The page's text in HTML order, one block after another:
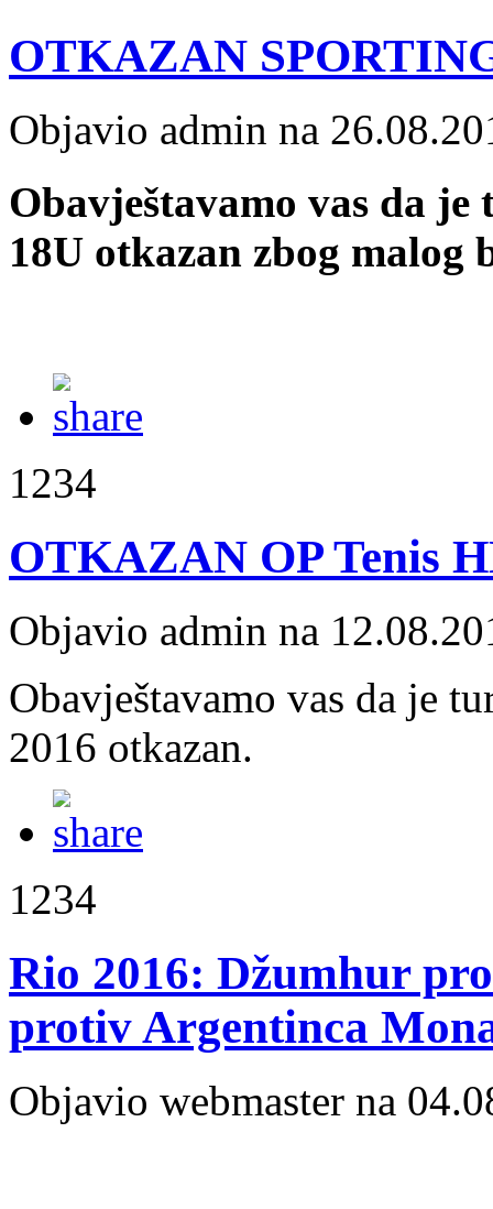
OTKAZAN
Objavio admin na
Obavještavamo vas da
18U otkazan zbog
1234
OTKAZAN OP Tenis
Objavio admin na
Obavještavamo vas da je
2016 otkazan.
1234
Rio 2016: Džumhur
protiv Argentinca
Objavio webmaster na